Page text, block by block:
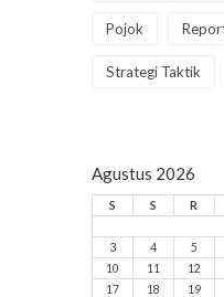
Pojok
Strategi Taktik
Agustus 2026
S S R
3
4 5
10
11 12
17
18 19